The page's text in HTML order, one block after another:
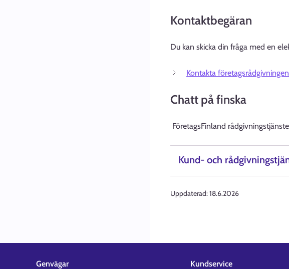
Kontaktbegäran
Du kan skicka din fråga med en
Kontakta
Chatt på finska
FöretagsFinland
Kund- och
Uppdaterad:18.6.2026
Genvägar Kundservice